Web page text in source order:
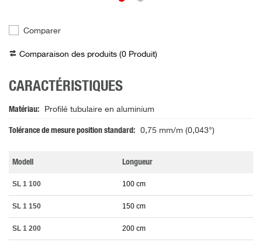
Comparer
Comparaison des produits (0 Produit)
CARACTÉRISTIQUES
Matériau Profilé tubulaire en aluminium
Tolérance de mesure position standard 0,75 mm/m (0,043°)
Modell Longueur
SL 1 100 100 cm
SL 1 150 150 cm
SL 1 200 200 cm